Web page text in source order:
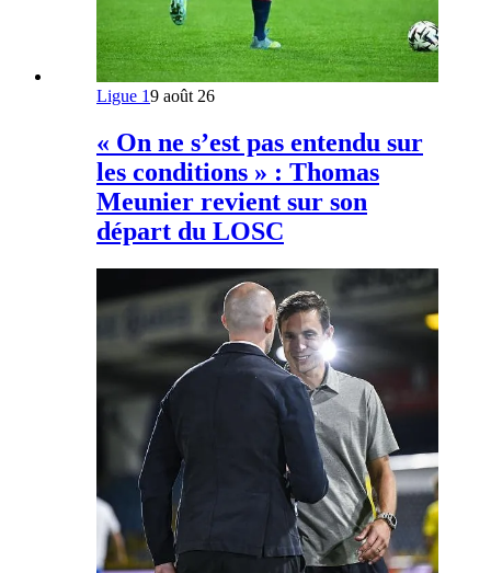
Ligue 19 août 26
« On ne s’est pas entendu sur
les conditions » : Thomas
Meunier revient sur son
départ du LOSC